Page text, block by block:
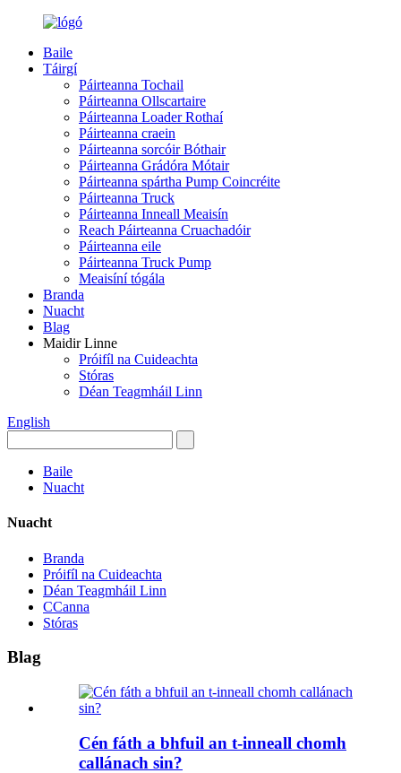
Baile
Táirgí
Páirteanna Tochail
Páirteanna Ollscartaire
Páirteanna Loader Rothaí
Páirteanna craein
Páirteanna sorcóir Bóthair
Páirteanna Grádóra Mótair
Páirteanna spártha Pump Coincréite
Páirteanna Truck
Páirteanna Inneall Meaisín
Reach Páirteanna Cruachadóir
Páirteanna eile
Páirteanna Truck Pump
Meaisíní tógála
Branda
Nuacht
Blag
Maidir Linne
Próifíl na Cuideachta
Stóras
Déan Teagmháil Linn
English
Baile
Nuacht
Nuacht
Branda
Próifíl na Cuideachta
Déan Teagmháil Linn
CCanna
Stóras
Blag
Cén fáth a bhfuil an t-inneall chomh
callánach sin?